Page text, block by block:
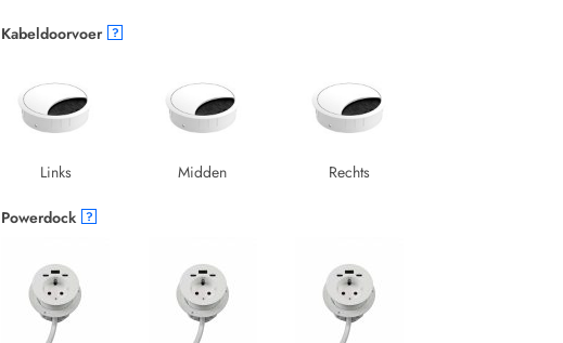
Kabeldoorvoer ?
Links Midden Rechts
Powerdock ?